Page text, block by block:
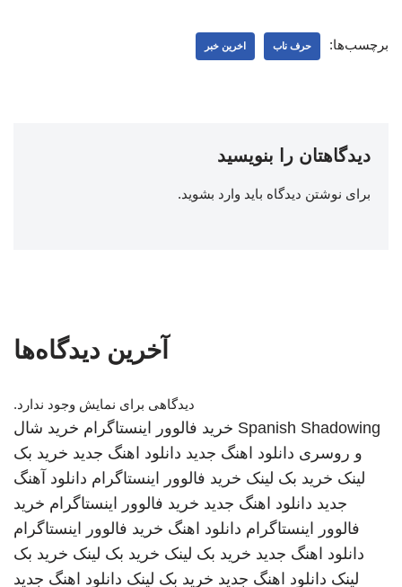
برچسب‌ها: حرف ناب اخرین خبر
دیدگاهتان را بنویسید
برای نوشتن دیدگاه باید وارد بشوید.
آخرین دیدگاه‌ها
دیدگاهی برای نمایش وجود ندارد.
Spanish Shadowing خرید فالوور اینستاگرام خرید شال
و روسری دانلود اهنگ جدید دانلود اهنگ جدید خرید بک
لینک خرید بک لینک خرید فالوور اینستاگرام دانلود آهنگ
جدید دانلود اهنگ جدید خرید فالوور اینستاگرام خرید
فالوور اینستاگرام دانلود اهنگ خرید فالوور اینستاگرام
دانلود اهنگ جدید خرید بک لینک خرید بک لینک خرید بک
لینک دانلود اهنگ جدید خرید بک لینک دانلود اهنگ جدید